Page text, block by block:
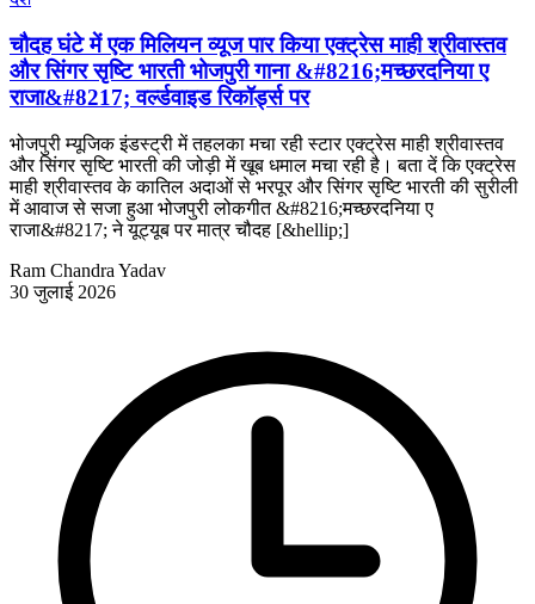
चौदह घंटे में एक मिलियन व्यूज पार किया एक्ट्रेस माही श्रीवास्तव
और सिंगर सृष्टि भारती भोजपुरी गाना &#8216;मच्छरदनिया ए
राजा&#8217; वर्ल्डवाइड रिकॉर्ड्स पर
भोजपुरी म्यूजिक इंडस्ट्री में तहलका मचा रही स्टार एक्ट्रेस माही श्रीवास्तव
और सिंगर सृष्टि भारती की जोड़ी में खूब धमाल मचा रही है। बता दें कि एक्ट्रेस
माही श्रीवास्तव के कातिल अदाओं से भरपूर और सिंगर सृष्टि भारती की सुरीली
में आवाज से सजा हुआ भोजपुरी लोकगीत &#8216;मच्छरदनिया ए
राजा&#8217; ने यूट्यूब पर मात्र चौदह [&hellip;]
Ram Chandra Yadav
30 जुलाई 2026